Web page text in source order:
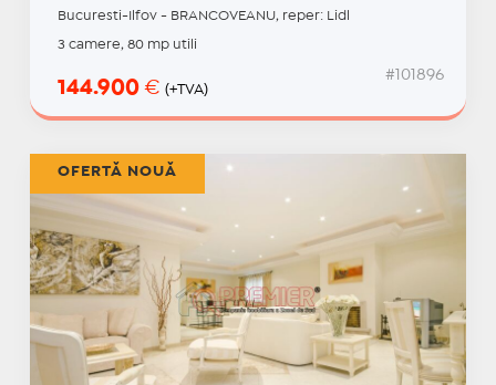
Bucuresti-Ilfov - BRANCOVEANU, reper: Lidl
3 camere, 80 mp utili
144.900 € (+TVA)
#101896
OFERTĂ NOUĂ